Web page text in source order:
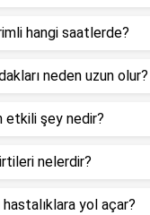
hangi saatlerde?
neden uzun olur?
etkili şey nedir?
nelerdir?
yol açar?